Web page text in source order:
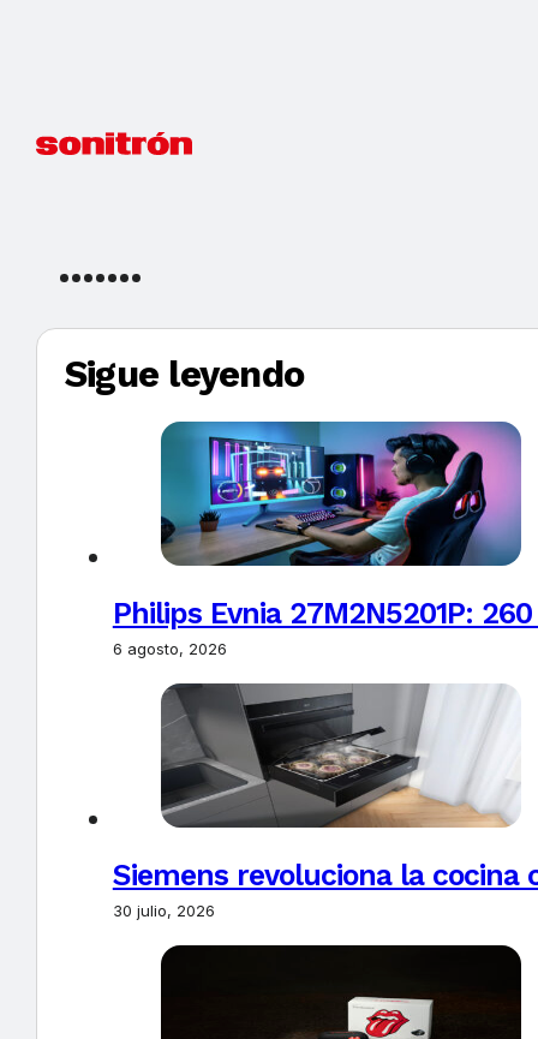
Sigue leyendo
Philips Evnia 27M2N5201P:
6 agosto, 2026
Siemens revoluciona la
30 julio, 2026